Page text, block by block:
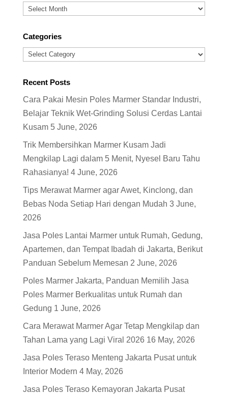
Archives
Categories
Categories
Recent Posts
Cara Pakai Mesin Poles Marmer Standar Industri,
Belajar Teknik Wet-Grinding Solusi Cerdas Lantai
Kusam 5 June, 2026
Trik Membersihkan Marmer Kusam Jadi
Mengkilap Lagi dalam 5 Menit, Nyesel Baru Tahu
Rahasianya! 4 June, 2026
Tips Merawat Marmer agar Awet, Kinclong, dan
Bebas Noda Setiap Hari dengan Mudah 3 June,
2026
Jasa Poles Lantai Marmer untuk Rumah, Gedung,
Apartemen, dan Tempat Ibadah di Jakarta, Berikut
Panduan Sebelum Memesan 2 June, 2026
Poles Marmer Jakarta, Panduan Memilih Jasa
Poles Marmer Berkualitas untuk Rumah dan
Gedung 1 June, 2026
Cara Merawat Marmer Agar Tetap Mengkilap dan
Tahan Lama yang Lagi Viral 2026 16 May, 2026
Jasa Poles Teraso Menteng Jakarta Pusat untuk
Interior Modern 4 May, 2026
Jasa Poles Teraso Kemayoran Jakarta Pusat